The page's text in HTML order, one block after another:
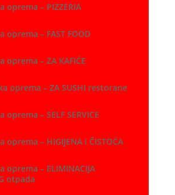
oprema – PIZZERIA
oprema – FAST FOOD
oprema – ZA KAFIĆE
oprema – ZA SUSHI restorane
– SELF SERVICE
oprema – HIGIJENA i ČISTOĆA
oprema – ELIMINACIJA
otpada